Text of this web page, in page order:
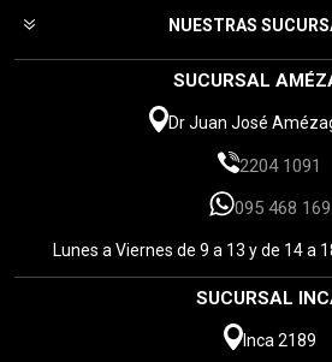
NUESTRAS
SUCURSAL
Dr Juan José
2204 1091
095 468 169
Lunes a Viernes de 9 a 13 y de 14 a
SUCURSAL
Inca 2189